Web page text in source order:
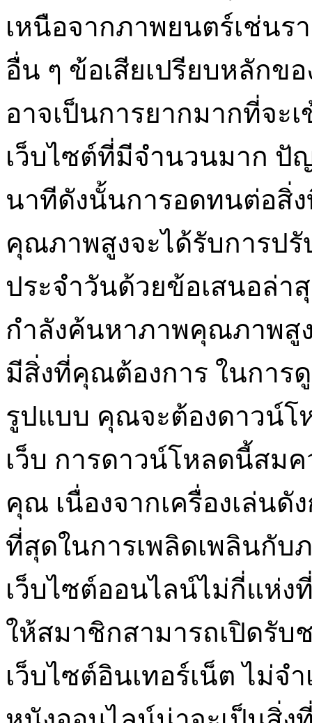
เหนือจากภาพยนตร์เช่นร
อื่น ๆ ข้อเสียเปรียบหลักข
อาจเป็นการยากมากที่จะ
เว็บไซต์ที่มีจำนวนมาก ปั
นาทีดังนั้นการอดทนต่อสิ่
คุณภาพสูงจะได้รับการป
ประจำวันด้วยข้อเสนอล่
กำลังค้นหาภาพคุณภาพสูง
มีสิ่งที่คุณต้องการ ในการ
รูปแบบ คุณจะต้องดาวน์โห
เว็บ การดาวน์โหลดนี้สม
คุณ เนื่องจากเครื่องเล่นดั
ที่สุดในการเพลิดเพลินกับ
เว็บไซต์ออนไลน์ไม่กี่แห่ง
ให้สมาชิกสามารถเปิดรับ
เว็บไซต์อินเทอร์เน็ต ไม่จ